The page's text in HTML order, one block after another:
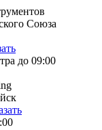
Союза
до 09:00